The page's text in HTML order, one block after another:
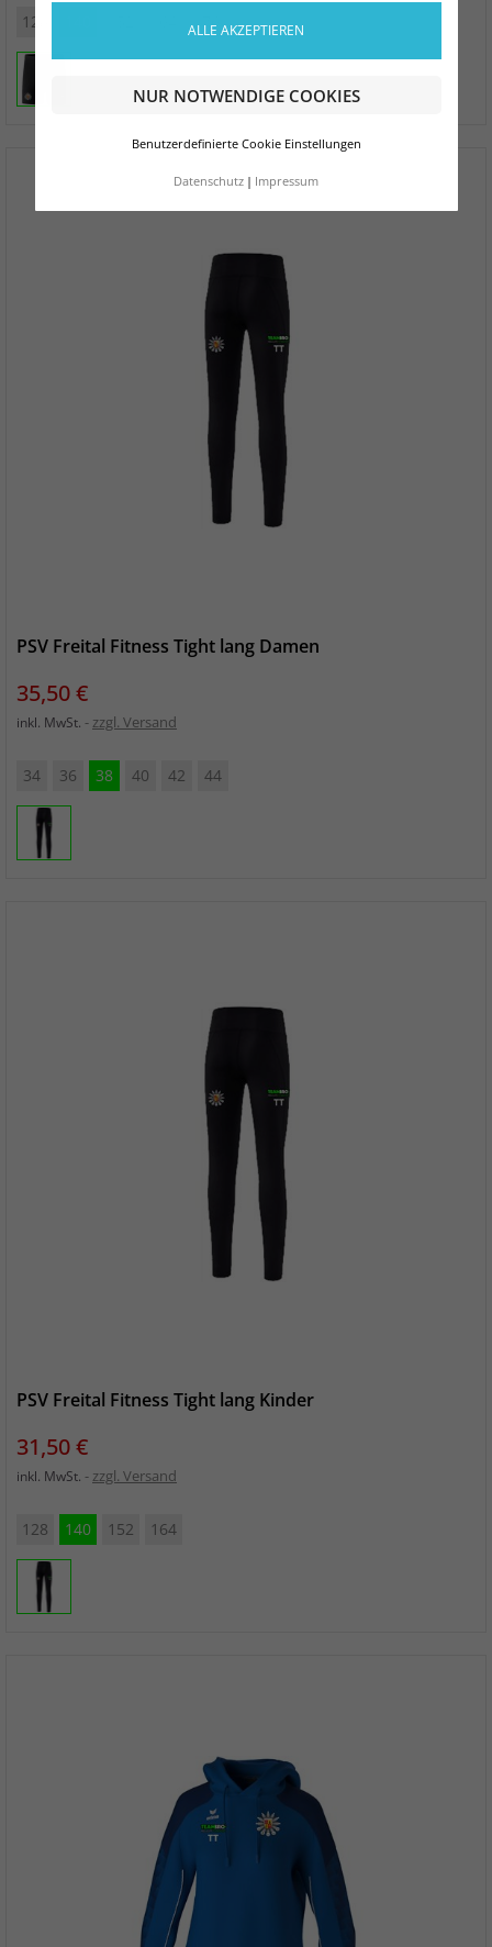
ALLE AKZEPTIEREN
NUR NOTWENDIGE COOKIES
Benutzerdefinierte Cookie Einstellungen
Datenschutz Impressum
128 176
PSV Freital Fitness Tight lang Damen
Preis
35,50 €
inkl. MwSt. zzgl. Versand
34 36 38 40 42 44
PSV Freital Fitness Tight lang Kinder
Preis
31,50 €
inkl. MwSt. zzgl. Versand
128 140 152 164